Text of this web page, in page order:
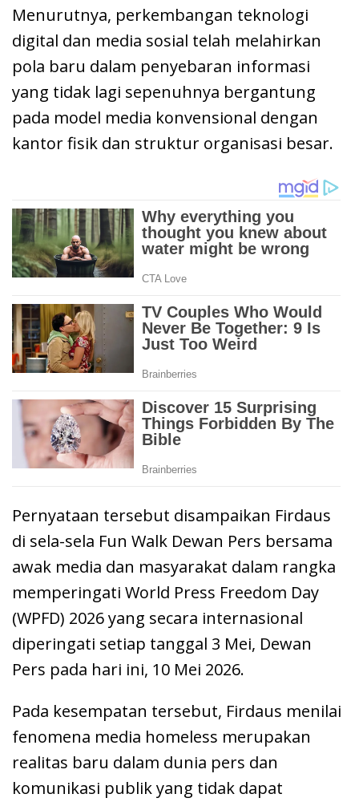
Menurutnya, perkembangan teknologi
digital dan media sosial telah melahirkan
pola baru dalam penyebaran informasi
yang tidak lagi sepenuhnya bergantung
pada model media konvensional dengan
kantor fisik dan struktur organisasi besar.
Pernyataan tersebut disampaikan Firdaus
di sela-sela Fun Walk Dewan Pers bersama
awak media dan masyarakat dalam rangka
memperingati World Press Freedom Day
(WPFD) 2026 yang secara internasional
diperingati setiap tanggal 3 Mei, Dewan
Pers pada hari ini, 10 Mei 2026.
Pada kesempatan tersebut, Firdaus menilai
fenomena media homeless merupakan
realitas baru dalam dunia pers dan
komunikasi publik yang tidak dapat